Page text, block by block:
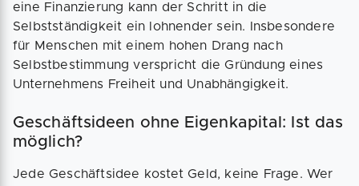
eine Finanzierung kann der Schritt in die
Selbstständigkeit ein lohnender sein. Insbesondere
für Menschen mit einem hohen Drang nach
Selbstbestimmung verspricht die Gründung eines
Unternehmens Freiheit und Unabhängigkeit.
Geschäftsideen ohne Eigenkapital: Ist das
möglich?
Jede Geschäftsidee kostet Geld, keine Frage. Wer